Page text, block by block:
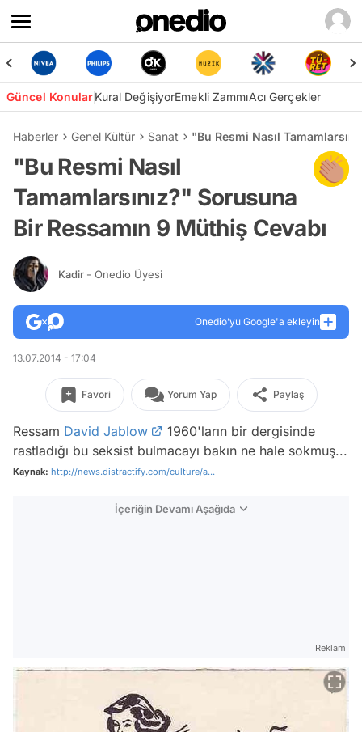
Güncel KonularKural DeğişiyorEmekli ZammıAcı Gerçekler
Haberler Genel Kültür Sanat "Bu Resmi Nasıl
"Bu Resmi Nasıl
Tamamlarsınız?" Sorusuna
Bir Ressamın 9 Müthiş Cevabı
Kadir - Onedio Üyesi
Onedio’yu Google'a ekleyin
13.07.2014 - 17:04
Favori Yorum Yap Paylaş
Ressam David Jablow
1960'ların bir dergisinde
rastladığı bu seksist bulmacayı bakın ne hale sokmuş...
Kaynak: http://news.distractify.com/culture/a...
İçeriğin Devamı Aşağıda
Reklam